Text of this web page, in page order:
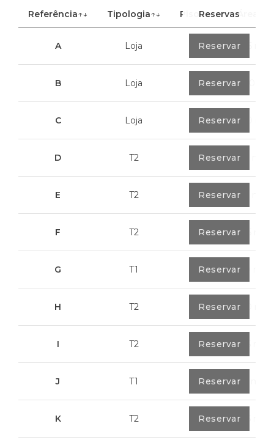
Referência↑↓ Tipologia↑↓ Piso ↑↓ Área
Reservas
A Loja 40,85 m²
Reservar
B Loja 100,70 m²
Reservar
C Loja 113,20 m²
Reservar
D T2 79,7 m²
Reservar
E T2 89,2 m²
Reservar
F T2 89,55 m²
Reservar
G T1 55,30 m²
Reservar
H T2 89,50 m²
Reservar
I T2 91,75 m²
Reservar
J T1 67,6 m²
Reservar
K T2 91,75 m²
Reservar